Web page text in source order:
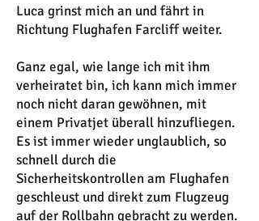
Luca grinst mich an und fährt in
Richtung Flughafen Farcliff weiter.
Ganz egal, wie lange ich mit ihm
verheiratet bin, ich kann mich immer
noch nicht daran gewöhnen, mit
einem Privatjet überall hinzufliegen.
Es ist immer wieder unglaublich, so
schnell durch die
Sicherheitskontrollen am Flughafen
geschleust und direkt zum Flugzeug
auf der Rollbahn gebracht zu werden.